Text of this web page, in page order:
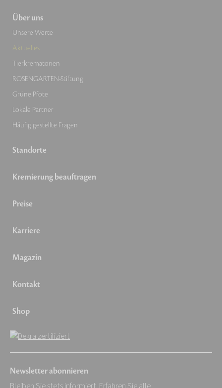
Über uns
Unsere Werte
Aktuelles
Tierkrematorien
ROSENGARTEN-Stiftung
Grüne Pfote
Lokale Partner
Häufig gestellte Fragen
Standorte
Kremierung beauftragen
Preise
Karriere
Magazin
Kontakt
Shop
Newsletter abonnieren